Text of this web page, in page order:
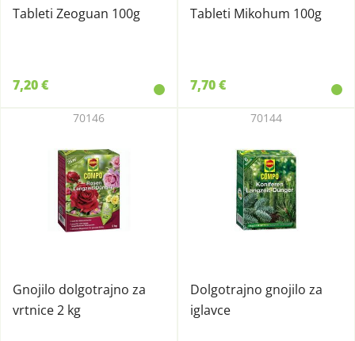
Tableti Zeoguan 100g
7,20 €
Tableti Mikohum 100g
7,70 €
Gnojilo dolgotrajno za
vrtnice 2 kg
70146
Dolgotrajno gnojilo za
iglavce
70144